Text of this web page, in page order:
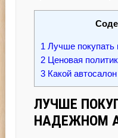
1 Лучше покупать
2 Ценовая
3 Какой
ЛУЧШЕ
НАДЕЖНОМ